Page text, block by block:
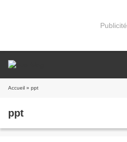
Publicité
Accueil » ppt
ppt